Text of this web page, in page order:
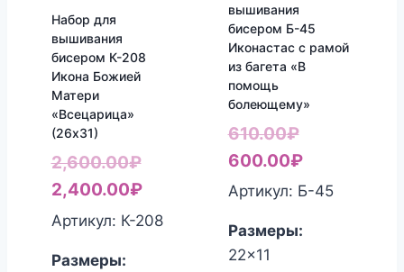
Набор для
вышивания
бисером К-208
Икона Божией
Матери
«Всецарица»
(26х31)
2,600.00₽Первоначальная
цена
составляла
2,600.00₽.
2,400.00₽Текущая
цена:
2,400.00₽.
Артикул: К-208
Размеры:
вышивания
бисером Б-45
Иконастас с рамой
из багета «В
помощь
болеющему»
610.00₽
цена
составляла
600.00₽Текущая
цена:
Артикул: Б-45
Размеры:
22x11